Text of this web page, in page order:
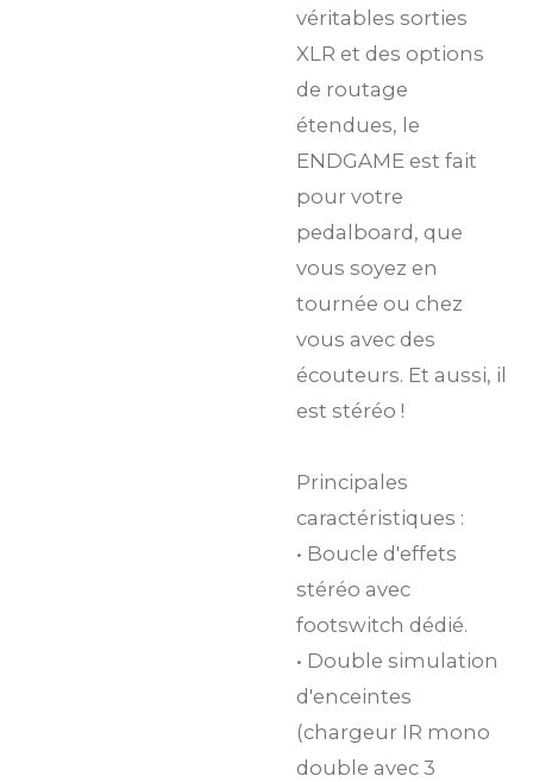
véritables sorties
XLR et des options
de routage
étendues, le
ENDGAME est fait
pour votre
pedalboard, que
vous soyez en
tournée ou chez
vous avec des
écouteurs. Et aussi, il
est stéréo !
Principales
caractéristiques :
• Boucle d'effets
stéréo avec
footswitch dédié.
• Double simulation
d'enceintes
(chargeur IR mono
double avec 3